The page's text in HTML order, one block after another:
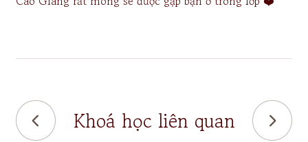
Khoá học liên quan